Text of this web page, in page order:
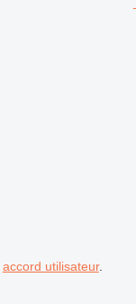
accord utilisateur.